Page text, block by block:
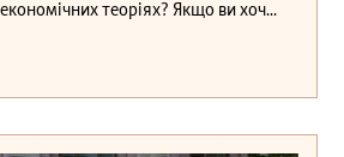
теоріях? Якщо ви хоч...